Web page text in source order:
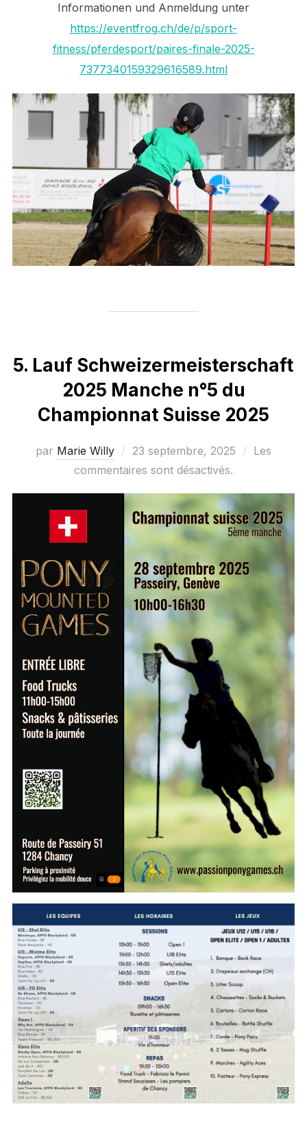
Informationen und Anmeldung unter
https://eventfrog.ch/de/p/sport-
fitness/pferdesport/paires-finale-2025-
7377340159329616589.html
5. Lauf Schweizermeisterschaft
2025 Manche n°5 du
Championnat Suisse 2025
par Marie Willy
Publié
le
23 septembre, 2025
Les
commentaires sont désactivés.